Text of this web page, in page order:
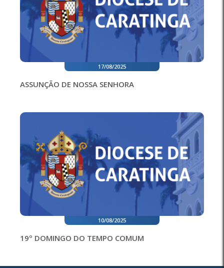
17/08/2025
ASSUNÇÃO DE NOSSA SENHORA
10/08/2025
19º DOMINGO DO TEMPO COMUM